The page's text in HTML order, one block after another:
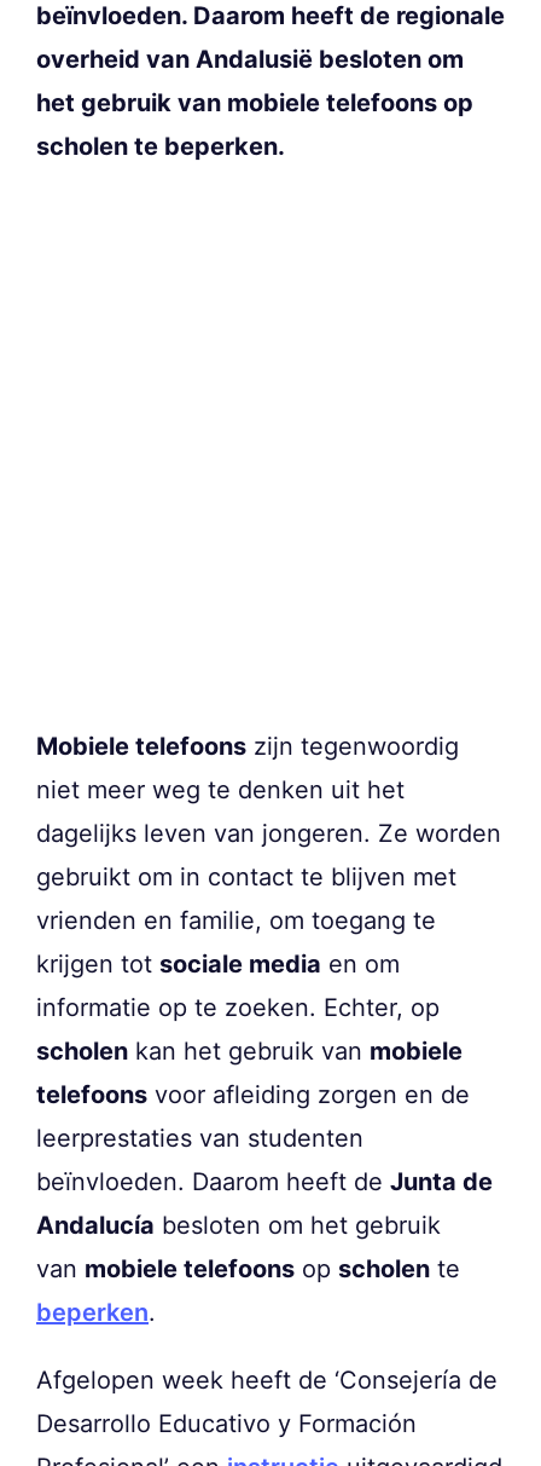
beïnvloeden. Daarom heeft de regionale
overheid van Andalusië besloten om
het gebruik van mobiele telefoons op
scholen te beperken.
Mobiele telefoons zijn tegenwoordig
niet meer weg te denken uit het
dagelijks leven van jongeren. Ze worden
gebruikt om in contact te blijven met
vrienden en familie, om toegang te
krijgen tot sociale media en om
informatie op te zoeken. Echter, op
scholen kan het gebruik van mobiele
telefoons voor afleiding zorgen en de
leerprestaties van studenten
beïnvloeden. Daarom heeft de Junta de
Andalucía besloten om het gebruik
van mobiele telefoons op scholen te
beperken.
Afgelopen week heeft de ‘Consejería de
Desarrollo Educativo y Formación